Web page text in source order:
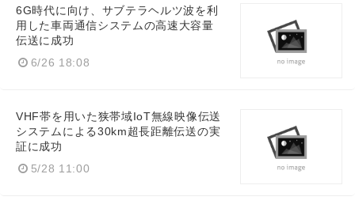
6G時代に向け、サブテラヘルツ波を利
用した車両通信システムの高速大容量
伝送に成功
6/26 18:08
VHF帯を用いた狭帯域IoT無線映像伝送
システムによる30km超長距離伝送の実
証に成功
5/28 11:00